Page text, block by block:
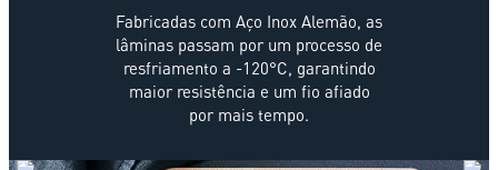
Fabricadas com Aço Inox Alemão, as
lâminas passam por um processo de
resfriamento a -120°C, garantindo
maior resistência e um fio afiado
por mais tempo.